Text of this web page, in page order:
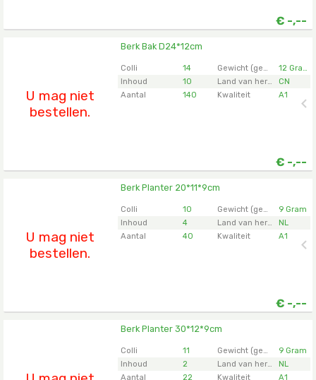
€ -,--
U mag niet
bestellen.
Berk Bak D24*12cm
Colli 14 Gewicht (gemiddeld)
12 Gram
Inhoud
10 Land van herkomst
CN
Aantal
140 Kwaliteit A1
€ -,--
Berk Bak D24*12cm
U moet ingelogd zijn om te kunnen kopen.Klik hier
U mag niet
bestellen.
Berk Planter 20*11*9cm
Colli 10 Gewicht (gemiddeld)
9 Gram
Inhoud
4 Land van herkomst
NL
Aantal
40 Kwaliteit A1
€ -,--
Berk Planter 20*11*9cm
U moet ingelogd zijn om te kunnen kopen.Klik hier
Berk Planter 30*12*9cm
Colli 11 Gewicht (gemiddeld)
9 Gram
Inhoud
2 Land van herkomst
NL
Aantal
22 Kwaliteit A1
Berk Planter 30*12*9cm
U moet ingelogd zijn om te kunnen kopen.Klik hier